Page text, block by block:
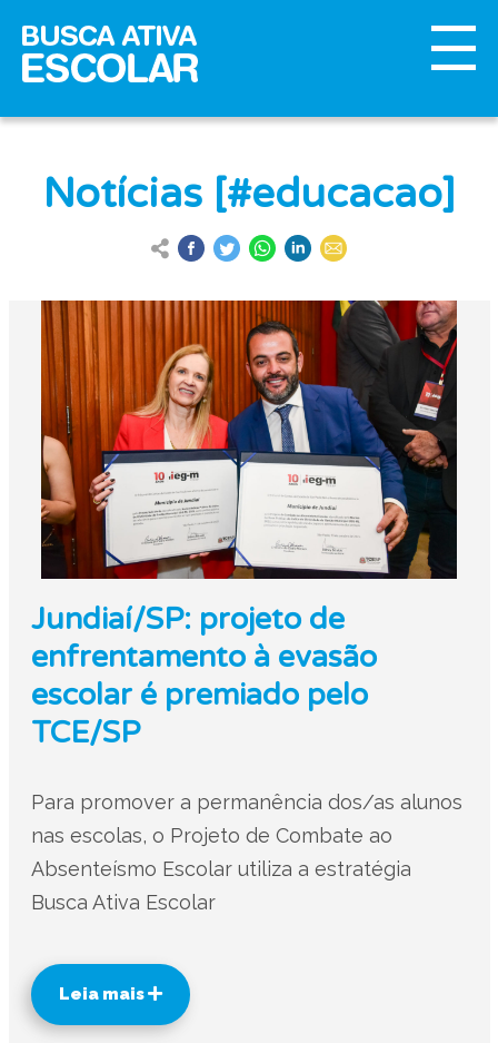
Notícias [#educacao]
Jundiaí/SP: projeto de
enfrentamento à evasão
escolar é premiado pelo
TCE/SP
Para promover a permanência dos/as alunos
nas escolas, o Projeto de Combate ao
Absenteísmo Escolar utiliza a estratégia
Busca Ativa Escolar
Leia mais